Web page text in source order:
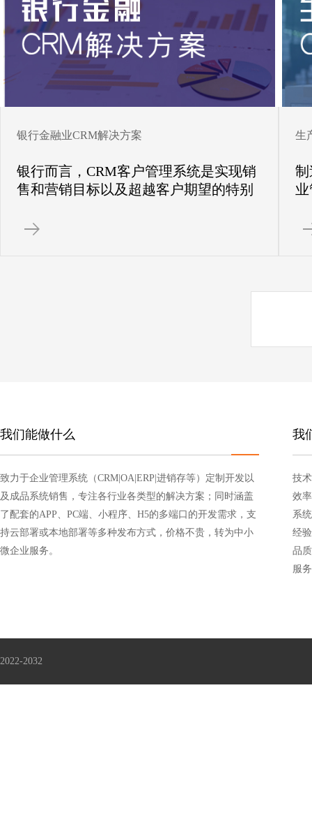
银行金融业CRM解决方案
银行而言，CRM客户管理系统是实现销
售和营销目标以及超越客户期望的特别
动服务的过渡将是未来几年金融公司的
生
制
我们能做什么
致力于企业管理系统（CRM|OA|ERP|进销存等）定制开发以
及成品系统销售，专注各行业各类型的解决方案；同时涵盖
了配套的APP、PC端、小程序、H5的多端口的开发需求，支
持云部署或本地部署等多种发布方式，价格不贵，转为中小
微企业服务。
我
技
效
系
经
品
服
2022-2032